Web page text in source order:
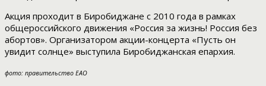
Акция проходит в Биробиджане с 2010 года в рамках
общероссийского движения «Россия за жизнь! Россия без
абортов». Организатором акции-концерта «Пусть он
увидит солнце» выступила Биробиджанская епархия.
фото: правительство ЕАО